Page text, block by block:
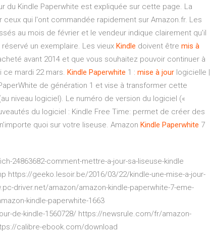
du Kindle Paperwhite est expliquée sur cette page. La
ceux qui l'ont commandée rapidement sur Amazon.fr. Les
au mois de février et le vendeur indique clairement qu'il
un exemplaire. Les vieux Kindle doivent être mis à
avant 2014 et que vous souhaitez pouvoir continuer à
mardi 22 mars. Kindle Paperwhite 1 : mise à jour logicielle |
de génération 1 et vise à transformer cette
niveau logiciel). Le numéro de version du logiciel («
du logiciel : Kindle Free Time: permet de créer des
quoi sur votre liseuse. Amazon Kindle Paperwhite 7
24863682-comment-mettre-a-jour-sa-liseuse-kindle
https://geeko.lesoir.be/2016/03/22/kindle-une-mise-a-jour-
driver.net/amazon/amazon-kindle-paperwhite-7-eme-
kindle-paperwhite-1663
de-kindle-1560728/ https://newsrule.com/fr/amazon-
calibre-ebook.com/download